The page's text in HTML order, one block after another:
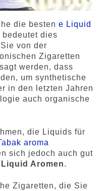
die besten e Liquid
dies
von der
Zigaretten
werden, dass
um synthetische
in den letzten Jahren
auch organische
die Liquids für
aroma
sich jedoch auch gut
Aromen.
Zigaretten, die Sie